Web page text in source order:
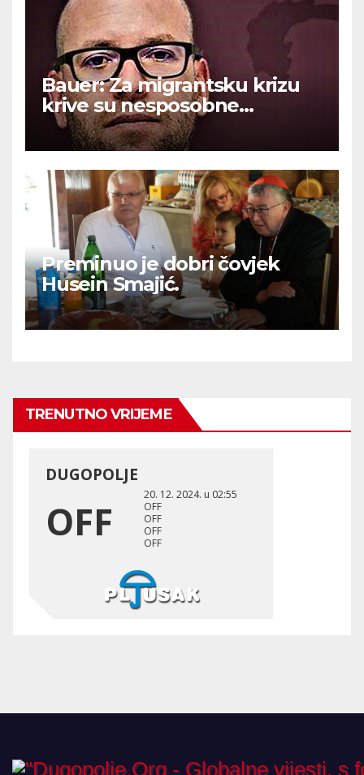
Bauer: Za migrantsku krizu
krive su nesposobne
ljevičarske vlasti.
Preminuo je dobri čovjek
Husein Smajić.
TRENUTNO VRIJEME